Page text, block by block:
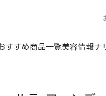
すすめ商品一覧美容情報ナ